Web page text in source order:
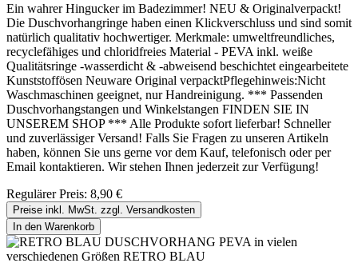
Ein wahrer Hingucker im Badezimmer! NEU & Originalverpackt!
Die Duschvorhangringe haben einen Klickverschluss und sind somit
natürlich qualitativ hochwertiger. Merkmale: umweltfreundliches,
recyclefähiges und chloridfreies Material - PEVA inkl. weiße
Qualitätsringe -wasserdicht & -abweisend beschichtet eingearbeitete
Kunststoffösen Neuware Original verpacktPflegehinweis:Nicht
Waschmaschinen geeignet, nur Handreinigung. *** Passenden
Duschvorhangstangen und Winkelstangen FINDEN SIE IN
UNSEREM SHOP *** Alle Produkte sofort lieferbar! Schneller
und zuverlässiger Versand! Falls Sie Fragen zu unseren Artikeln
haben, können Sie uns gerne vor dem Kauf, telefonisch oder per
Email kontaktieren. Wir stehen Ihnen jederzeit zur Verfügung!
Regulärer Preis: 8,90 €
Preise inkl. MwSt. zzgl. Versandkosten
In den Warenkorb